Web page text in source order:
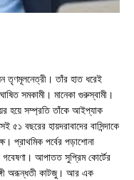
তৃণমূলনেত্রী। তাঁর হাত ধরেই
সমকামী। মানেকা গুরুস্বামী।
হয়ে সম্প্রতি তাঁকে আইপ্যাক
৫১ বছরের হায়দরাবাদের বাসিন্দাকে
প্রাথমিক পর্বের পড়াশোনা
গবেষণা। আপাতত সুপ্রিম কোর্টের
অরূন্ধতী কাটজু। আর এক